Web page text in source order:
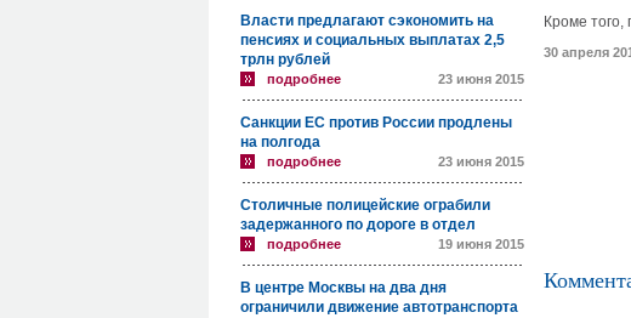
Власти предлагают сэкономить на
пенсиях и социальных выплатах 2,5
трлн рублей
подробнее 23 июня 2015
Санкции ЕС против России продлены
на полгода
подробнее 23 июня 2015
Столичные полицейские ограбили
задержанного по дороге в отдел
подробнее 19 июня 2015
В центре Москвы на два дня
ограничили движение автотранспорта
Кроме того,
30 апреля